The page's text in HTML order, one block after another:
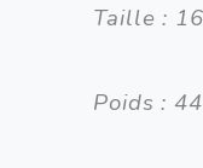
Taille :
Poids :